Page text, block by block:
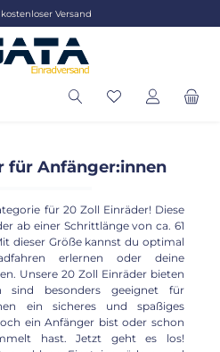
Versand
für Anfänger:innen
für 20 Zoll Einräder! Diese
ab einer Schrittlänge von ca. 61
dieser Größe kannst du optimal
erlernen oder deine
Unsere 20 Zoll Einräder bieten
sind besonders geeignet für
ein sicheres und spaßiges
ein Anfänger bist oder schon
hast. Jetzt geht es los!